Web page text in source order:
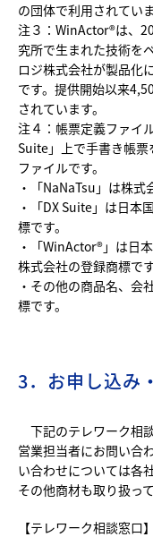
の団体で利用されてい
注３：WinActor®は、
究所で生まれた技術を
ロジ株式会社が製品化
です。提供開始以来
されています。
注４：帳票定義ファイ
Suite」上で手書き帳票
ファイルです。
・「NaNaTsu」は株式
・「DX Suite」は日本
標です。
・「WinActor®」は日
株式会社の登録商標です
・その他の商品名、会
標です。
3．お申し込み
下記のテレワーク相
営業担当者にお問い合
い合わせについては各
その他商材も取り扱っ
【テレワーク相談窓口】